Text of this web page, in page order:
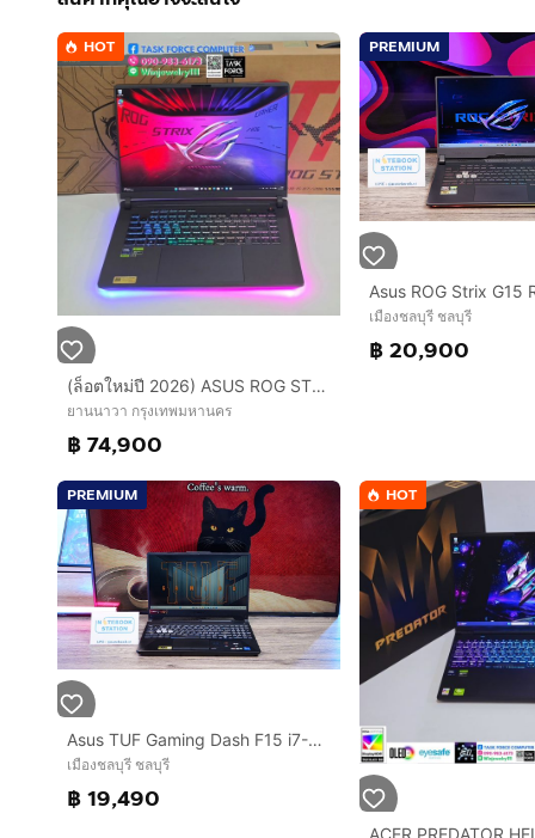
HOT
(ล็อตใหม่ปี 2026) ASUS ROG STRIX G16 G615LR-S5160W - VOLT GREEN
ยานนาวา กรุงเทพมหานคร
฿ 74,900
PREMIUM
เมืองชลบุรี ชลบุรี
฿ 20,900
PREMIUM
Asus TUF Gaming Dash F15 i7-11600H RTX3050(4GB) Ram16 SSD512 จอ15.6 FHD 144Hz
เมืองชลบุรี ชลบุรี
฿ 19,490
HOT